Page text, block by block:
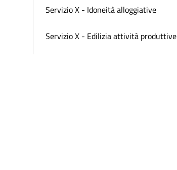
Servizio X - Idoneità alloggiative
Servizio X - Edilizia attività produttive